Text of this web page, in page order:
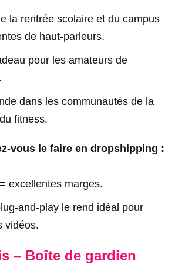
la rentrée scolaire et du campus
de haut-parleurs.
pour les amateurs de
dans les communautés de la
fitness.
vous le faire en dropshipping :
excellentes marges.
and-play le rend idéal pour
vidéos.
– Boîte de gardien